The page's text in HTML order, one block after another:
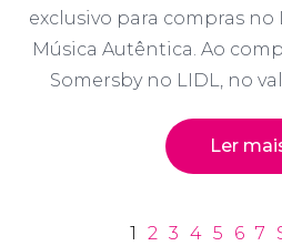
exclusivo para compras no
Música Autêntica. Ao
Somersby no LIDL, no
Ler
1 2 3 4 5 6 7